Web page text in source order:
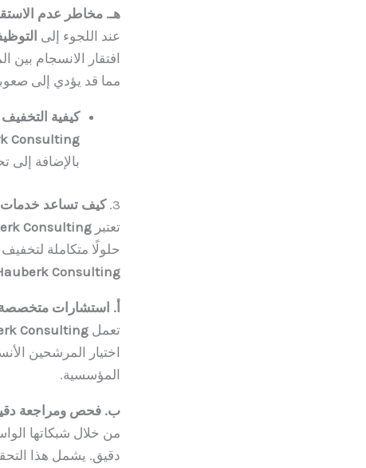
هـ. مخاطر عدم
عند اللجوء إلى
افتقار الانسجام
مما قد يؤدي إلى
كيفية
Consulting
بالإضافة
3. كيف تساعد خدمات Hauberk Consulting في التخفيف من مخاطر التوظيف الخارجي؟
تعتبر Consulting
حلولًا متكاملة
Consulting
أ. استشارات متخصصة
تعمل Consulting
اختيار المرشحين
المؤسسية.
ب. فحص ومراجعة
من خلال شبكاتها
دقيق. يشمل هذا